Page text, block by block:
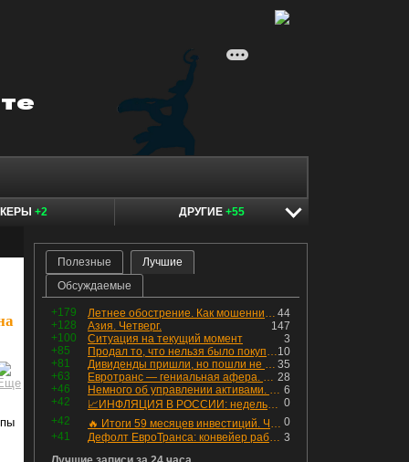
+2 ДРУГИЕ +55
Полезные
Лучшие
Обсуждаемые
+179 44
Летнее обострение. Как мошенники пытаются подсунуть кнопку "БАБЛО" девушкам
+128
147
Азия. Четверг.
+100
3
Ситуация на текущий момент
+85
10
Продал то, что нельзя было покупать. Изменения в портфеле
+81
35
Дивиденды пришли, но пошли не туда
+63
28
Евротранс — гениальная афера. Собрал с инвесторов денег, выплатил дивидендов больше текущей капитализации и ушёл в дефолт
+46
6
Немного об управлении активами. Для заинтересованных
+42
0
📈ИНФЛЯЦИЯ В РОССИИ: недельная дефляция, но в годовом выражении рост 😢
+42
0
🔥 Итоги 59 месяцев инвестиций. Что произошло с портфелем и мои дальнейшие действия. Капитал – ₽2,364 млн
+41
3
Дефолт ЕвроТранса: конвейер работает исправно